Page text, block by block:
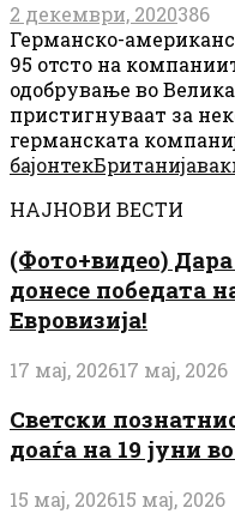
2 декември, 2020386
Германско-
95 отсто на
одобрување во
пристигнуваат за
германската
бајонтекБританија
НАЈНОВИ ВЕСТИ
(Фото+видео) Дара
донесе победата
Евровизија!
17 мај, 202617 мај, 2026
Светски
доаѓа на 19 јуни
15 мај, 202615 мај, 2026